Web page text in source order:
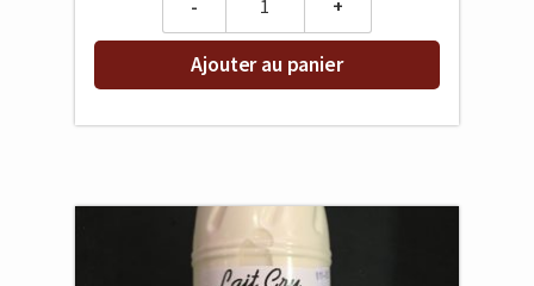
Ajouter au panier